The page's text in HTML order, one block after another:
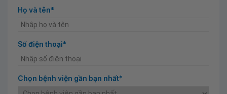
Họ và tên*
Số điện thoại*
Chọn bệnh viện gần bạn nhất*